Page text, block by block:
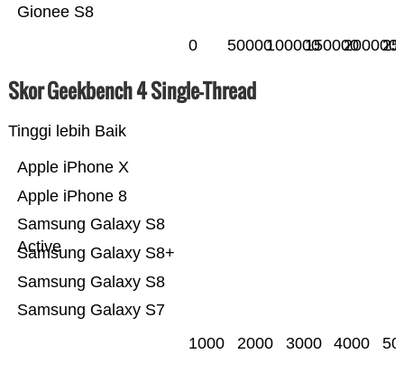
Gionee S8
0
50000100000150000200000
Skor Geekbench 4 Single-Thread
Tinggi lebih Baik
Samsung Galaxy S7
Samsung Galaxy S8
Samsung Galaxy S8+
Samsung Galaxy S8
Active
Apple iPhone 8
Apple iPhone X
1000 2000 3000 4000